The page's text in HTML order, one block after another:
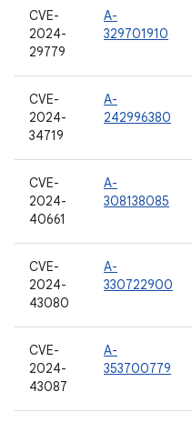
CVE-
2024-
29779
A-
329701910
CVE-
2024-
34719
A-
242996380
CVE-
2024-
40661
A-
308138085
CVE-
2024-
43080
A-
330722900
CVE-
2024-
43087
A-
353700779